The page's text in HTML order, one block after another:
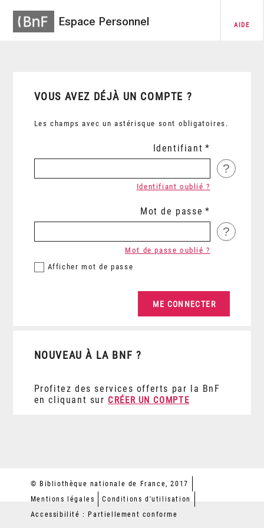
Espace Personnel AIDE
VOUS AVEZ DÉJÀ UN COMPTE ?
Les champs avec un astérisque sont obligatoires.
Identifiant
?
Identifiant oublié ?
Mot de passe
?
Afficher mot de passe
Mot de passe oublié ?
NOUVEAU À LA BNF ?
Profitez des services offerts par la BnF
en cliquant sur CRÉER UN COMPTE
© Bibliothèque nationale de France, 2017
Mentions légales
Conditions d'utilisation
Accessibilité : Partiellement conforme